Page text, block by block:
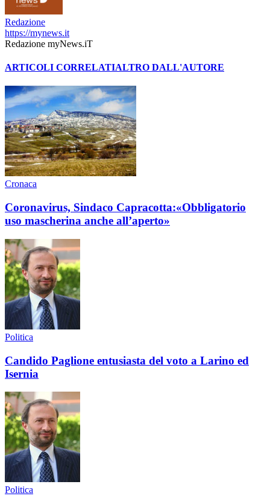
Redazione
https://mynews.it
Redazione myNews.iT
ARTICOLI CORRELATIALTRO DALL'AUTORE
Cronaca
Coronavirus, Sindaco Capracotta:«Obbligatorio
uso mascherina anche all’aperto»
Politica
Candido Paglione entusiasta del voto a Larino ed
Isernia
Politica